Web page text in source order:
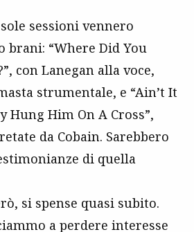
sessioni vennero
“Where Did You
con Lanegan alla voce,
strumentale, e “Ain’t It
Hung Him On A Cross”,
da Cobain. Sarebbero
di quella
si spense quasi subito.
a perdere interesse